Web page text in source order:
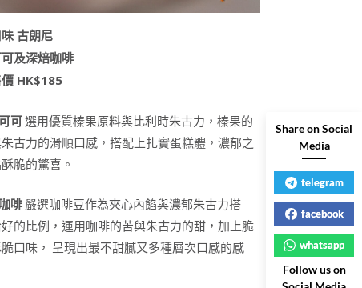
古朗尼
及深焙咖啡
HK$185
可選用優質榛果原料與比利時朱古力，榛果的
古力的滑順口感，搭配上扎實蛋糕體，濃郁之
脆的驚喜。
啡嚴選咖啡豆作為夾心內餡與濃郁朱古力搭
的比例，運用咖啡的苦與朱古力的甜，加上脆
口味， 呈現出最不甜膩又多種層次口感的感
Share on Social
Media
telegram
facebook
whatsapp
Follow us on